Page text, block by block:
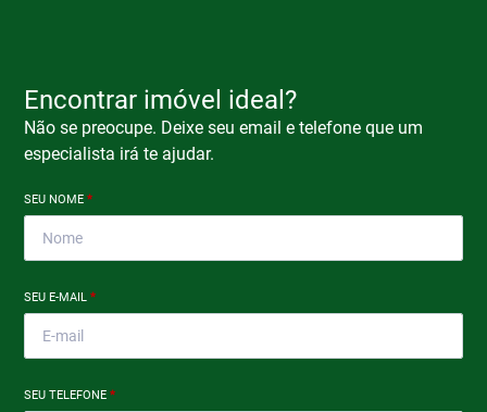
Encontrar imóvel ideal?
Não se preocupe. Deixe seu email e telefone que um
especialista irá te ajudar.
SEU NOME*
SEU E-MAIL*
SEU TELEFONE*